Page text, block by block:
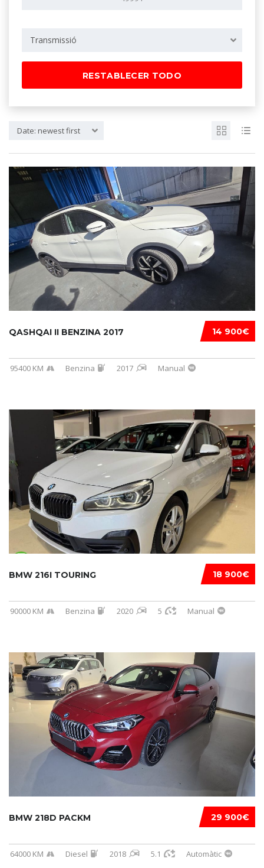
Transmissió
RESTABLECER TODO
Date: newest first
14 900€
QASHQAI II BENZINA 2017
95400 KM Benzina 2017 Manual
18 900€
BMW 216I TOURING
90000 KM Benzina 2020 5 Manual
29 900€
BMW 218D PACKM
64000 KM Diesel 2018 5.1 Automàtic